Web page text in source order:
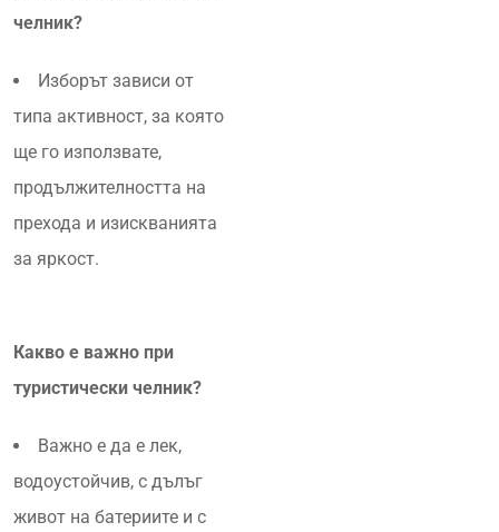
челник?
Изборът зависи от
типа активност, за която
ще го използвате,
продължителността на
прехода и изискванията
за яркост.
Какво е важно при
туристически челник?
Важно е да е лек,
водоустойчив, с дълъг
живот на батериите и с